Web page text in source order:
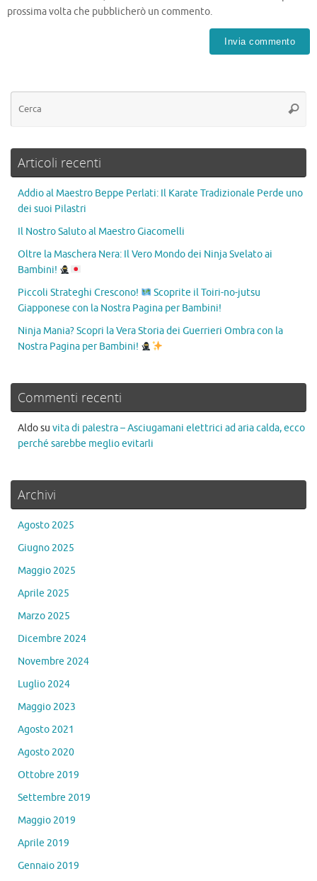
prossima volta che pubblicherò un commento.
Articoli recenti
Addio al Maestro Beppe Perlati: Il Karate Tradizionale Perde uno
dei suoi Pilastri
Il Nostro Saluto al Maestro Giacomelli
Oltre la Maschera Nera: Il Vero Mondo dei Ninja Svelato ai
Bambini!
Piccoli Strateghi Crescono!
Scoprite il Toiri-no-jutsu
Giapponese con la Nostra Pagina per Bambini!
Ninja Mania? Scopri la Vera Storia dei Guerrieri Ombra con la
Nostra Pagina per Bambini!
Commenti recenti
Aldosu vita di palestra – Asciugamani elettrici ad aria calda, ecco
perché sarebbe meglio evitarli
Archivi
Agosto 2025
Giugno 2025
Maggio 2025
Aprile 2025
Marzo 2025
Dicembre 2024
Novembre 2024
Luglio 2024
Maggio 2023
Agosto 2021
Agosto 2020
Ottobre 2019
Settembre 2019
Maggio 2019
Aprile 2019
Gennaio 2019